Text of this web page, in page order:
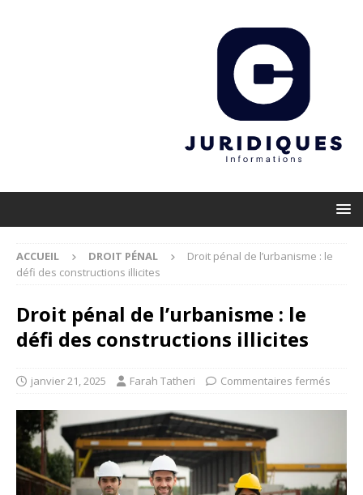
ACCUEIL DROIT PÉNAL
Droit pénal de l’urbanisme : le
défi des constructions illicites
Droit pénal de l’urbanisme : le
défi des constructions illicites
janvier 21, 2025 Farah Tatheri Commentaires fermés